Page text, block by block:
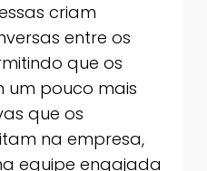
criam
entre os
que os
um pouco mais
que os
na empresa,
equipe engajada